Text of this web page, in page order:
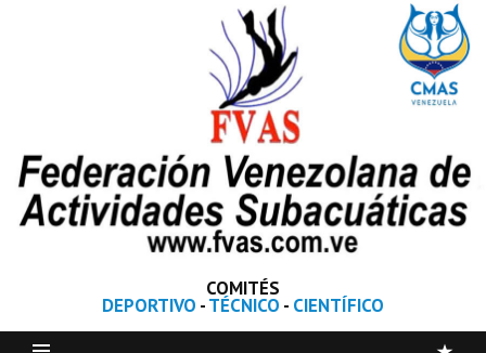
COMITÉS
DEPORTIVO -TÉCNICO - CIENTÍFICO